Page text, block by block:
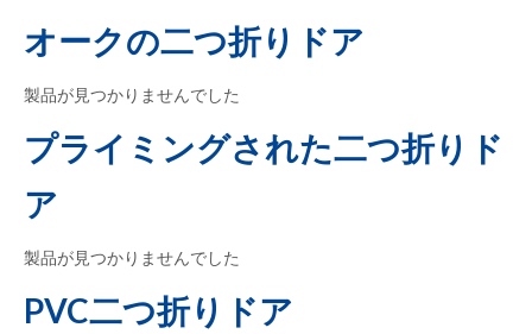
オークの二つ折りドア
製品が見つかりませんでした
プライミングされた二つ折りド
ア
製品が見つかりませんでした
PVC二つ折りドア